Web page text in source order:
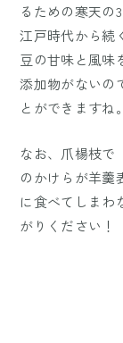
るための寒天の3
江戸時代から続
豆の甘味と風味
添加物がないの
とができますね。
なお、爪楊枝で
のかけらが羊羹
に食べてしまわ
がりください！